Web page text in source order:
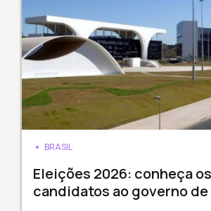
BRASIL
Eleições 2026: conheça os
candidatos ao governo de